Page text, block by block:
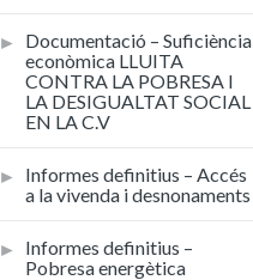
Documentació – Suficiència
econòmica LLUITA
CONTRA LA POBRESA I
LA DESIGUALTAT SOCIAL
EN LA C.V
Informes definitius – Accés
a la vivenda i desnonaments
Informes definitius –
Pobresa energètica